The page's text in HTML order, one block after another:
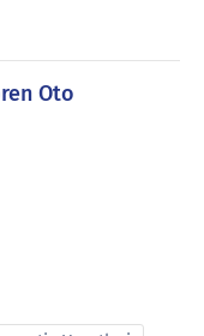
Oto